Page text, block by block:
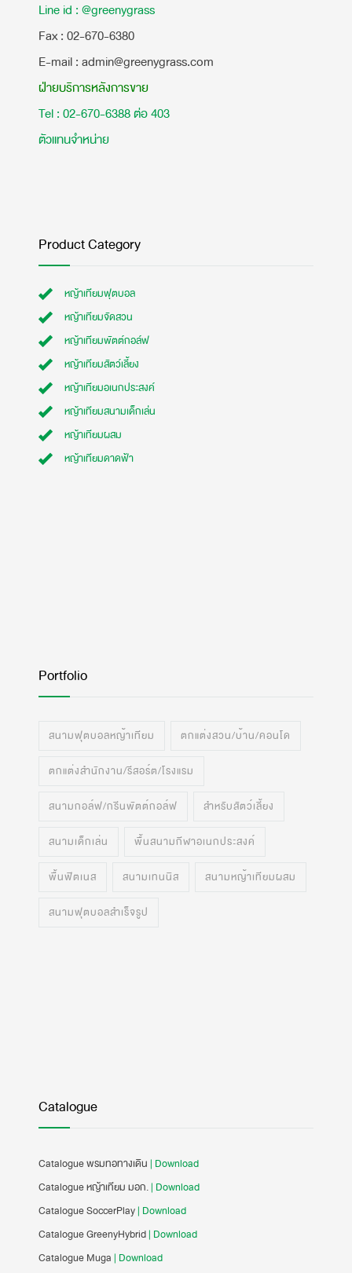
Line id : @greenygrass
​Fax : 02-670-6380
E-mail : admin@greenygrass.com
ฝ่ายบริการหลังการขาย
Tel : 02-670-6388 ต่อ 403
ตัวแทนจำหน่าย
Product Category
หญ้าเทียมฟุตบอล
หญ้าเทียมจัดสวน
หญ้าเทียมพัตต์กอล์ฟ
หญ้าเทียมสัตว์เลี้ยง
หญ้าเทียมอเนกประสงค์
หญ้าเทียมสนามเด็กเล่น
หญ้าเทียมผสม
หญ้าเทียมดาดฟ้า
Portfolio
สนามฟุตบอลหญ้าเทียม ตกแต่งสวน/บ้าน/คอนโด
ตกแต่งสำนักงาน/รีสอร์ต/โรงแรม
สนามกอล์ฟ/กรีนพัตต์กอล์ฟ สำหรับสัตว์เลี้ยง
สนามเด็กเล่น พื้นสนามกีฬาอเนกประสงค์
พื้นฟิตเนส สนามเทนนิส สนามหญ้าเทียมผสม
สนามฟุตบอลสำเร็จรูป
Catalogue
Catalogue พรมทอทางเดิน | Download
Catalogue หญ้าเทียม มอก.| Download
Catalogue SoccerPlay| Download
Catalogue GreenyHybrid| Download
Catalogue Muga | Download